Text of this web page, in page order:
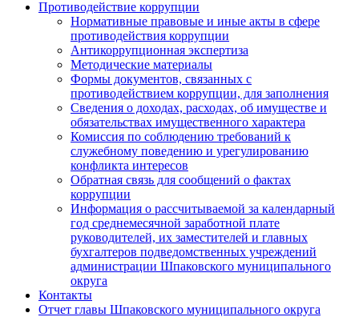
Противодействие коррупции
Нормативные правовые и иные акты в сфере
противодействия коррупции
Антикоррупционная экспертиза
Методические материалы
Формы документов, связанных с
противодействием коррупции, для заполнения
Сведения о доходах, расходах, об имуществе и
обязательствах имущественного характера
Комиссия по соблюдению требований к
служебному поведению и урегулированию
конфликта интересов
Обратная связь для сообщений о фактах
коррупции
Информация о рассчитываемой за календарный
год среднемесячной заработной плате
руководителей, их заместителей и главных
бухгалтеров подведомственных учреждений
администрации Шпаковского муниципального
округа
Контакты
Отчет главы Шпаковского муниципального округа